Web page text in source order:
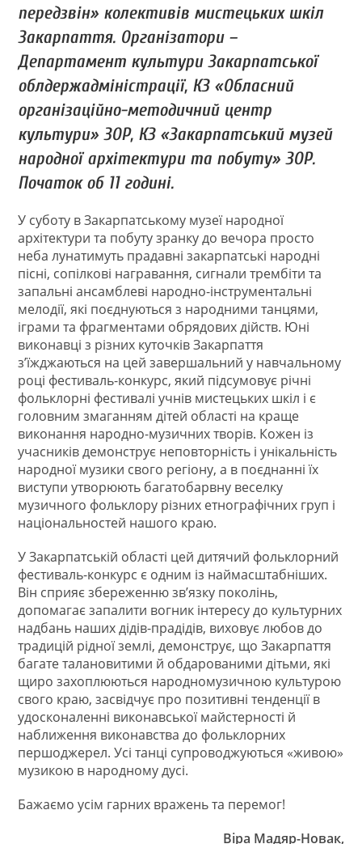
передзвін» колективів мистецьких шкіл
Закарпаття. Організатори –
Департамент культури Закарпатської
облдержадміністрації, КЗ «Обласний
організаційно-методичний центр
культури» ЗОР, КЗ «Закарпатський музей
народної архітектури та побуту» ЗОР.
Початок об 11 годині.
У суботу в Закарпатському музеї народної
архітектури та побуту зранку до вечора просто
неба лунатимуть прадавні закарпатські народні
пісні, сопілкові награвання, сигнали трембіти та
запальні ансамблеві народно-інструментальні
мелодії, які поєднуються з народними танцями,
іграми та фрагментами обрядових дійств. Юні
виконавці з різних куточків Закарпаття
з’їжджаються на цей завершальний у навчальному
році фестиваль-конкурс, який підсумовує річні
фольклорні фестивалі учнів мистецьких шкіл і є
головним змаганням дітей області на краще
виконання народно-музичних творів. Кожен із
учасників демонструє неповторність і унікальність
народної музики свого регіону, а в поєднанні їх
виступи утворюють багатобарвну веселку
музичного фольклору різних етнографічних груп і
національностей нашого краю.
У Закарпатській області цей дитячий фольклорний
фестиваль-конкурс є одним із наймасштабніших.
Він сприяє збереженню зв’язку поколінь,
допомагає запалити вогник інтересу до культурних
надбань наших дідів-прадідів, виховує любов до
традицій рідної землі, демонструє, що Закарпаття
багате талановитими й обдарованими дітьми, які
щиро захоплюються народномузичною культурою
свого краю, засвідчує про позитивні тенденції в
удосконаленні виконавської майстерності й
наближення виконавства до фольклорних
першоджерел. Усі танці супроводжуються «живою»
музикою в народному дусі.
Бажаємо усім гарних вражень та перемог!
Віра Мадяр-Новак,